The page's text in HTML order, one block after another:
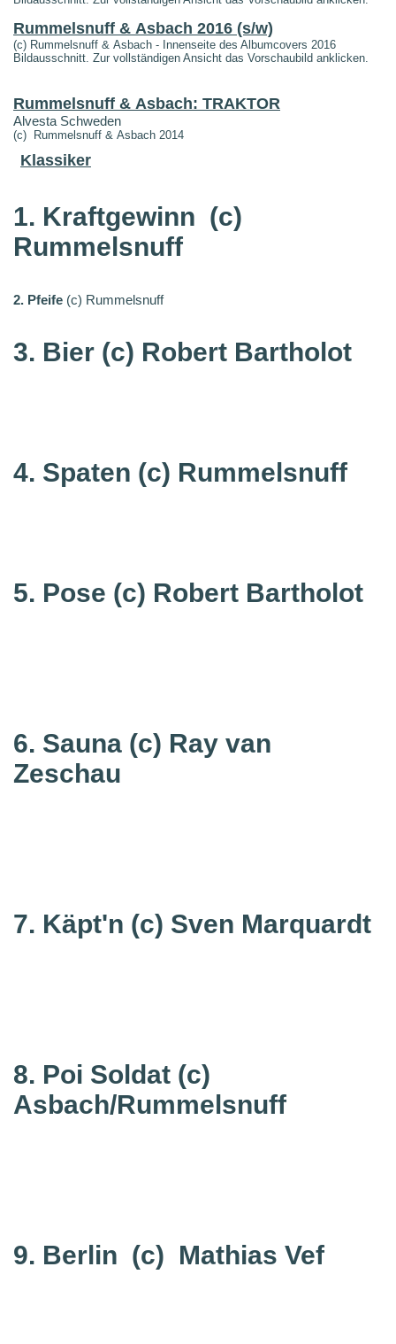
Rummelsnuff & Asbach 2016 (s/w)
(c) Rummelsnuff & Asbach - Innenseite des Albumcovers 2016
Bildausschnitt. Zur vollständigen Ansicht das Vorschaubild anklicken.
Rummelsnuff & Asbach: TRAKTOR
Alvesta Schweden
(c) Rummelsnuff & Asbach 2014
Klassiker
1. Kraftgewinn (c)
Rummelsnuff
2. Pfeife (c) Rummelsnuff
3. Bier (c) Robert Bartholot
4. Spaten (c) Rummelsnuff
5. Pose (c) Robert Bartholot
6. Sauna (c) Ray van
Zeschau
7. Käpt'n (c) Sven Marquardt
8. Poi Soldat (c)
Asbach/Rummelsnuff
9. Berlin (c) Mathias Vef